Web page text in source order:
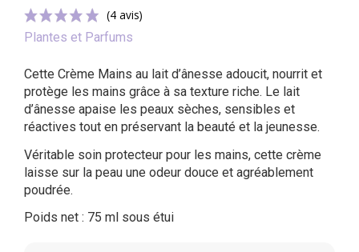
(4 avis)
Plantes et Parfums
Cette Crème Mains au lait d’ânesse adoucit, nourrit et
protège les mains grâce à sa texture riche. Le lait
d’ânesse apaise les peaux sèches, sensibles et
réactives tout en préservant la beauté et la jeunesse.
Véritable soin protecteur pour les mains, cette crème
laisse sur la peau une odeur douce et agréablement
poudrée.
Poids net : 75 ml sous étui